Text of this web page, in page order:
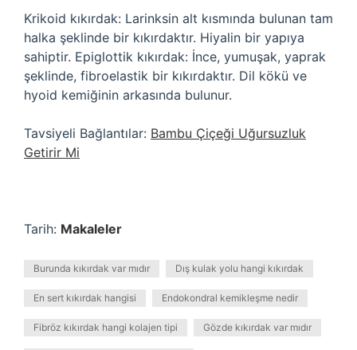
Krikoid kıkırdak: Larinksin alt kısmında bulunan tam
halka şeklinde bir kıkırdaktır. Hiyalin bir yapıya
sahiptir. Epiglottik kıkırdak: İnce, yumuşak, yaprak
şeklinde, fibroelastik bir kıkırdaktır. Dil kökü ve
hyoid kemiğinin arkasında bulunur.
Tavsiyeli Bağlantılar: Bambu Çiçeği Uğursuzluk
Getirir Mi
Tarih: Makaleler
Burunda kıkırdak var mıdır Dış kulak yolu hangi kıkırdak
En sert kıkırdak hangisi Endokondral kemikleşme nedir
Fibröz kıkırdak hangi kolajen tipi Gözde kıkırdak var mıdır